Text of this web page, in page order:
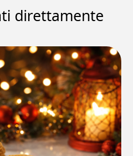
direttamente